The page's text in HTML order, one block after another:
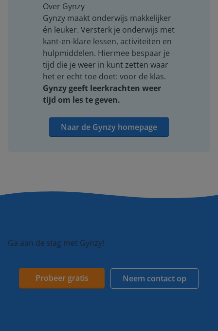
Over Gynzy
Gynzy maakt onderwijs makkelijker
én leuker. Versterk je onderwijs met
kant-en-klare lessen, activiteiten en
hulpmiddelen. Hiermee bespaar je
tijd die je weer in kunt zetten waar
het er echt toe doet: voor de klas.
Gynzy geeft leerkrachten weer
tijd om les te geven.
Naar de Gynzy homepage
Ga aan de slag met Gynzy!
Probeer gratis Neem contact op